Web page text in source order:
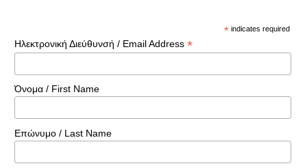
* indicates required
Ηλεκτρονική Διεύθυνσή / Email Address *
Όνομα / First Name
Επώνυμο / Last Name